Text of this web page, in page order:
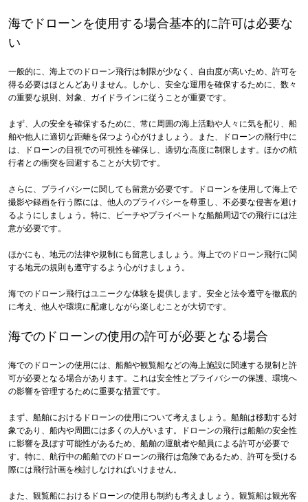
海でドローンを使用する場合基本的に許可は必要な
い
一般的に、海上でのドローン飛行は制限が少なく、自由度が高いため、許可を
得る必要はほとんどありません。しかし、安全な運用を確保するために、数々
の重要な規則、対象、ガイドラインに従うことが重要です。
まず、人の安全を確保するために、常に周囲の海上活動や人々に気を配り、船
舶や他人に適切な距離を保つよう心がけましょう。また、ドローンの飛行中に
は、ドローンの目視での可視性を確保し、適切な高度に制限します。ほかの航
行者との衝突を回避することが大切です。
さらに、プライバシーに関しても留意が必要です。ドローンを使用して海上で
撮影や録画を行う際には、他人のプライバシーを尊重し、不必要な侵害を避け
るようにしましょう。特に、ビーチやプライベートな船舶周辺での飛行には注
意が必要です。
ほかにも、地元の法律や規制にも留意しましょう。海上でのドローン飛行に関
する地元の規則も遵守するよう心がけましょう。
海でのドローン飛行はユニークな体験を提供します。安全と法令遵守を徹底的
に考え、他人や環境に配慮しながら楽しむことが大切です。
海でのドローンの使用の許可が必要となる場合
海でのドローンの使用には、船舶や観覧船などの海上施設に関連する規制と許
可が必要となる場合があります。これは安全性とプライバシーの保護、環境へ
の影響を管理するために重要な措置です。
まず、船舶におけるドローンの使用について考えましょう。船舶は移動する対
象であり、船内や周囲には多くの人がいます。ドローンの飛行は船舶の安全性
に影響を及ぼす可能性があるため、船舶の運航者や船員による許可が必要で
す。特に、航行中の船舶でのドローンの飛行は危険であるため、許可を受ける
際には飛行計画を検討しなければいけません。
また、観覧船におけるドローンの使用も制約も考えましょう。観覧船は観光客